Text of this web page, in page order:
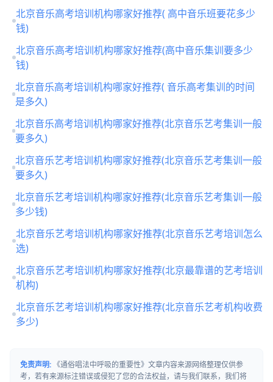
北京音乐高考培训机构哪家好推荐( 高中音乐班要花多少
钱)
北京音乐高考培训机构哪家好推荐(高中音乐集训要多少
钱)
北京音乐高考培训机构哪家好推荐( 音乐高考集训的时间
是多久)
北京音乐高考培训机构哪家好推荐(北京音乐艺考集训一般
要多久)
北京音乐艺考培训机构哪家好推荐(北京音乐艺考集训一般
要多久)
北京音乐艺考培训机构哪家好推荐(北京音乐艺考集训一般
多少钱)
北京音乐艺考培训机构哪家好推荐(北京音乐艺考培训怎么
选)
北京音乐艺考培训机构哪家好推荐(北京最靠谱的艺考培训
机构)
北京音乐艺考培训机构哪家好推荐(北京音乐艺考机构收费
多少)
免责声明: 《通俗唱法中呼吸的重要性》文章内容来源网络整理仅供参
考，若有来源标注错误或侵犯了您的合法权益，请与我们联系，我们将